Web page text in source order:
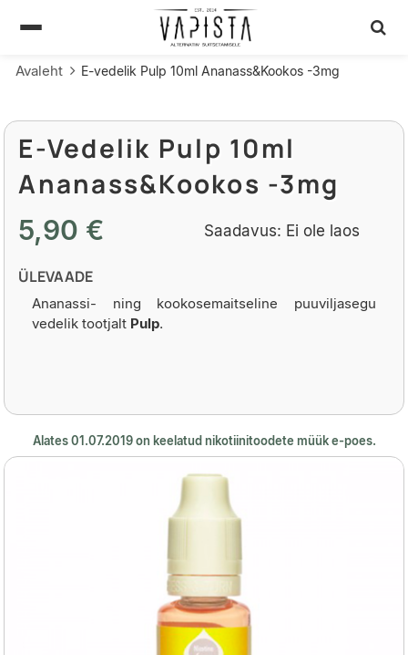
Avaleht E-vedelik Pulp 10ml Ananass&Kookos -3mg
E-Vedelik Pulp 10ml
Ananass&Kookos -3mg
5,90 € Saadavus: Ei ole laos
ÜLEVAADE
Ananassi- ning kookosemaitseline puuviljasegu
vedelik tootjalt Pulp.
Alates 01.07.2019 on keelatud nikotiinitoodete müük e-poes.